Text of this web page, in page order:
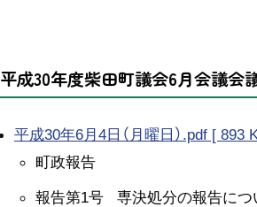
平成30年度柴田町議会6月会議会
平成30年6月4日（月曜日）.pdf [ 893
町政報告
報告第1号 専決処分の報告につ